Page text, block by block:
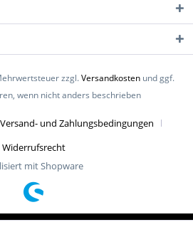
zzgl.Versandkosten und ggf.
wenn nicht anders beschrieben
Versand- und Zahlungsbedingungen
Widerrufsrecht
mit Shopware